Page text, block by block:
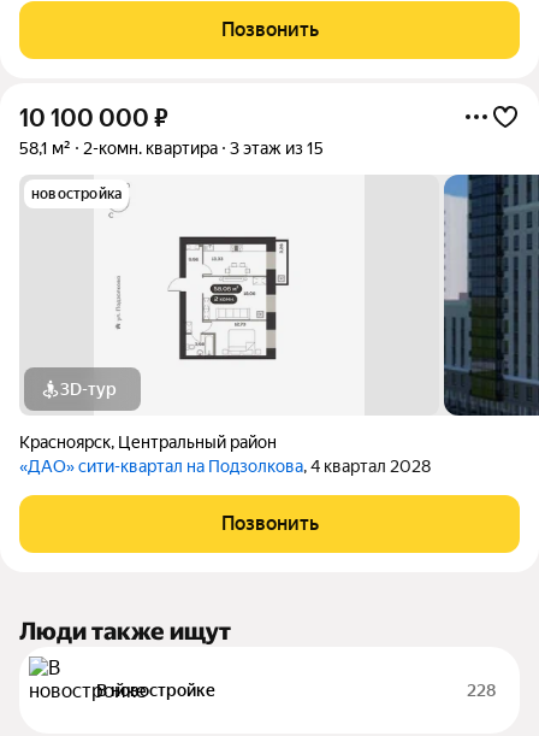
Позвонить
10 100 000 ₽
58,1 м² 2-комн. квартира 3 этаж из 15
новостройка
3D-тур
Красноярск, Центральный район
«ДАО» сити-квартал на Подзолкова, 4 квартал 2028
Позвонить
Люди также ищут
В новостройке 228